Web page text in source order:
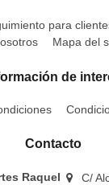
para
Mapa del
de
Contacto
Raquel C/